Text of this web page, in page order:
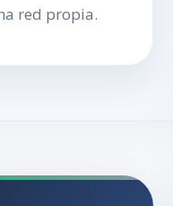
red propia.